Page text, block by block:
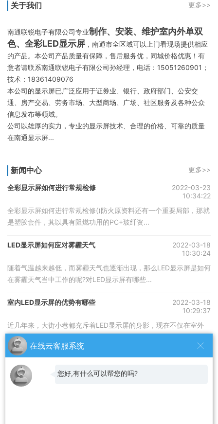
关于我们 更多>>
南通联锐电子有限公司专业制作、安装、维护室内外单双
色、全彩LED显示屏 ，南通市全区域可以上门看现场提供相应
的产品。本公司产品质量有保障，售后服务优，同城价格优惠！有
意者请联系南通联锐电子有限公司孙经理，电话：15051260901；
技术：18361409076
本公司的显示屏已广泛应用于证券业、银行、政府部门、公安交
通、房产交易、劳务市场、大型商场、广场、社区服务及各种公众
信息发布等领域。
公司以雄厚的实力，专业的显示屏技术、合理的价格、可靠的质量
在南通显示屏...
新闻中心 更多>>
全彩显示屏如何进行常规检修
2022-03-23
10:34:22
全彩显示屏如何进行常规检修()防火原资料还有一个重要局部，那就
是塑胶套件，其以具有阻燃功用的PC+玻纤资...
LED显示屏如何应对雾霾天气
2022-03-18
10:30:24
随着气温越来越低，而雾霾天气也逐渐出现，那么LED显示屏是如何
在雾霾天气当中工作的呢?对LED显示屏有哪些...
室内LED显示屏的优势有哪些
2022-03-18
10:29:37
近几年来，大街小巷都充斥着LED显示屏的身影，现在不仅在室外
LED显示非常的火爆，室内LED显示屏的销量也一...
合作伙伴
二手空调出租
在线云客服系统
您好,有什么可以帮您的吗?